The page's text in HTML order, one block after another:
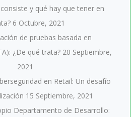
y qué hay que tener en
6 Octubre, 2021
de pruebas basada en
¿De qué trata? 20 Septiembre,
2021
en Retail: Un desafío
15 Septiembre, 2021
Departamento de Desarrollo: